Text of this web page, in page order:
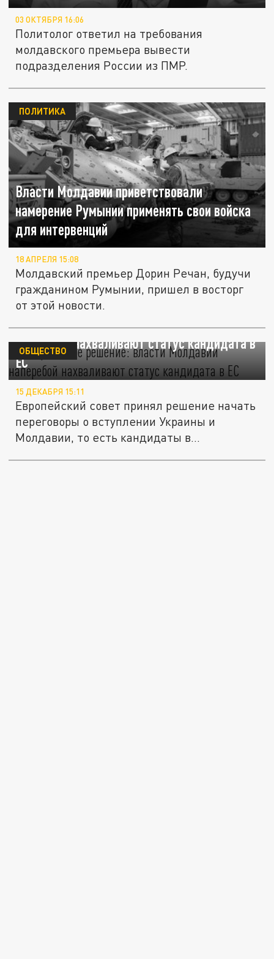
03 ОКТЯБРЯ 16:06
Политолог ответил на требования
молдавского премьера вывести
подразделения России из ПМР.
Власти Молдавии приветствовали
намерение Румынии применять свои войска
для интервенций
ПОЛИТИКА
18 АПРЕЛЯ 15:08
Молдавский премьер Дорин Речан, будучи
гражданином Румынии, пришел в восторг
от этой новости.
Историческое решение: власти Молдавии
наперебой нахваливают статус кандидата в
ЕС
ОБЩЕСТВО
15 ДЕКАБРЯ 15:11
Европейский совет принял решение начать
переговоры о вступлении Украины и
Молдавии, то есть кандидаты в...